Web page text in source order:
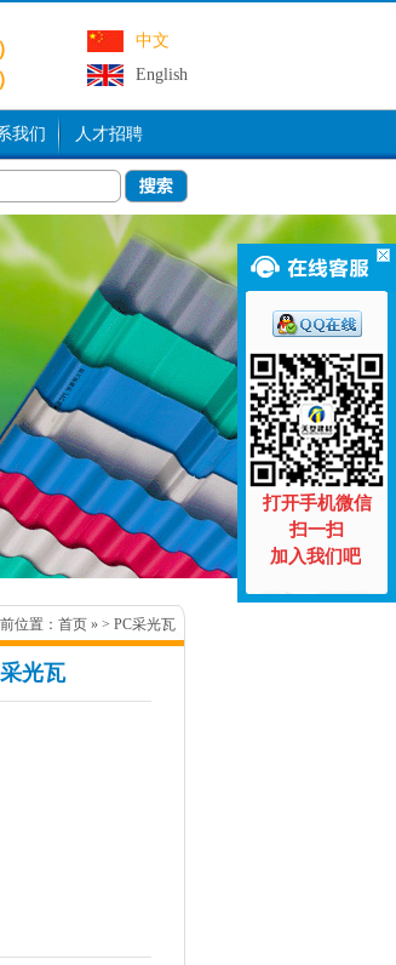
中文
English
我们 人才招聘
位置： 首页 » > PC采光瓦
光瓦
打开手机微信
扫一扫
加入我们吧